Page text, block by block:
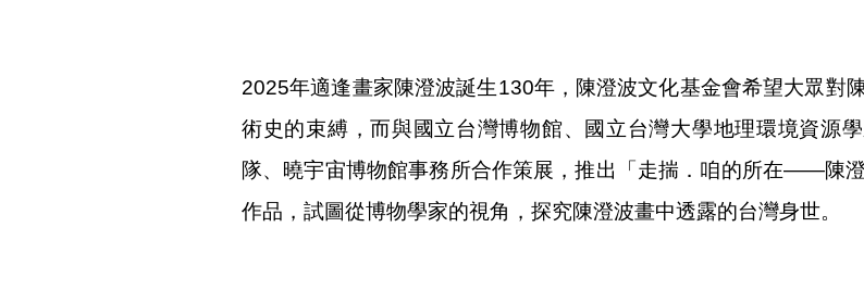
2025年適逢畫家陳澄波誕生130年，陳澄波文化基金會希望大眾對
術史的束縛，而與國立台灣博物館、國立台灣大學地理環境資源
隊、曉宇宙博物館事務所合作策展，推出「走揣．咱的所在——陳
作品，試圖從博物學家的視角，探究陳澄波畫中透露的台灣身世。